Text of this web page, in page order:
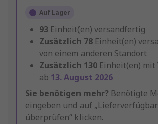
Auf Lager
93 Einheit(en) versandfertig
Zusätzlich 78 Einheit(en)
von einem anderen Standort
Zusätzlich 130 Einheit(en) mit
ab 13. August 2026
Sie benötigen mehr? Benötigte
eingeben und auf
überprüfen“ klicken.